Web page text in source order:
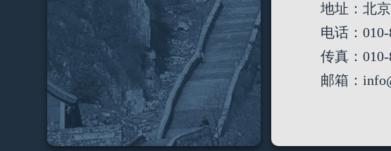
地址：北
电话：010-
传真：010-
邮箱：